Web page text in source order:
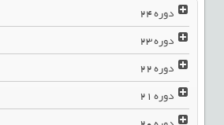
دوره24
دوره23
دوره22
دوره21